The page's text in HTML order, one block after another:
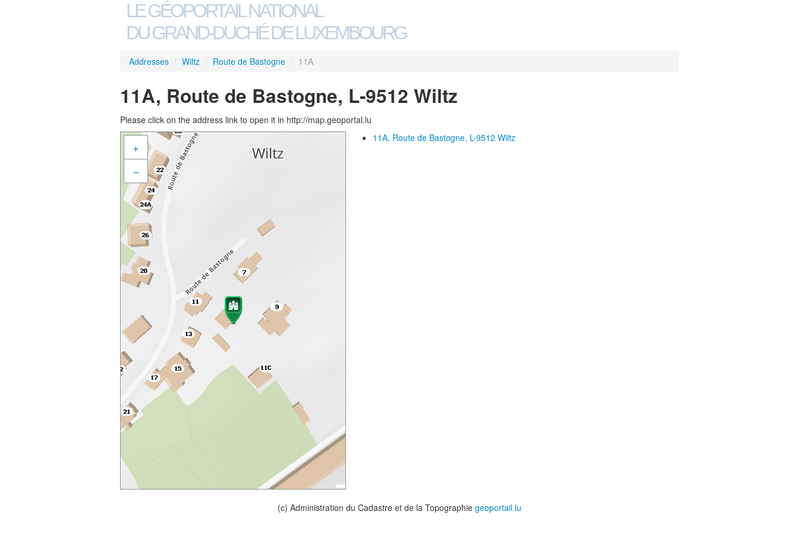
LE GÉOPORTAIL NATIONAL
DU GRAND-DUCHÉ DE LUXEMBOURG
Addresses / Wiltz / Route de Bastogne / 11A
11A, Route de Bastogne, L-9512 Wiltz
Please click on the address link to open it in http://map.geoportal.lu
+
–
11A, Route de Bastogne, L-9512 Wiltz
(c) Administration du Cadastre et de la Topographie geoportail.lu